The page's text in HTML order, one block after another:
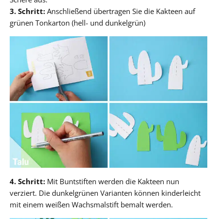
3. Schritt: Anschließend übertragen Sie die Kakteen auf
grünen Tonkarton (hell- und dunkelgrün)
4. Schritt: Mit Buntstiften werden die Kakteen nun
verziert. Die dunkelgrünen Varianten können kinderleicht
mit einem weißen Wachsmalstift bemalt werden.